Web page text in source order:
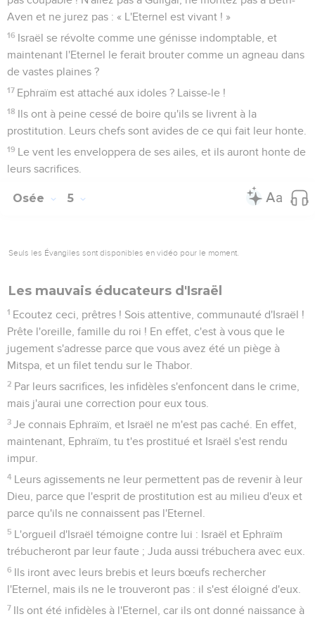
4
Mais que personne ne conteste, que personne ne se livre
aux reproches ! En effet, ton peuple est pareil à ceux qui se
querellent avec les prêtres.
5
Tu trébucheras de jour, le prophète avec toi trébuchera de
nuit et je détruirai ta mère.
Mon peuple est détruit parce qu'il lui manque la
connaissance. Puisque tu as rejeté la connaissance, je te
rejetterai : tu ne pourras plus exercer la fonction de prêtre
pour moi. De même que tu as oublié la loi de ton Dieu,
j'oublierai aussi tes enfants.
Plus ils se sont multipliés, plus ils ont péché contre moi. Je
j’interviendrai contre lui à cause de sa conduite, je lui paierai
10 Ils mangeront sans se rassasier, ils se prostitueront sans se
multiplier, parce qu'ils ont cessé de respecter l'Eternel.
11
La prostitution, le vieux vin et le vin nouveau font perdre la
Mon peuple consulte son bois, et c'est son bâton qui lui
prostituent loin de leur Dieu.
peupliers, les térébinthes dont l'ombrage est agréable. C'est
pourquoi vos filles se prostituent et vos belles-filles sont
adultères.
14 Je ne punirai pas vos filles parce qu'elles se prostituent, ni
vos belles-filles parce qu'elles sont adultères. En effet, eux-
mêmes vont à l'écart avec des prostituées et sacrifient avec
des femmes débauchées. Le peuple sans intelligence court
à sa perte.